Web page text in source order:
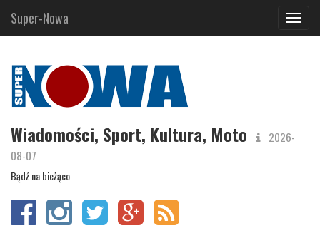
Super-Nowa
Wiadomości, Sport, Kultura, Moto
2026-
08-07
Bądź na bieżąco